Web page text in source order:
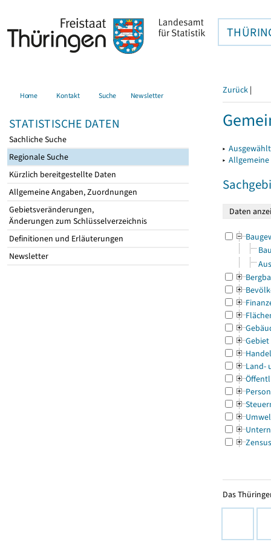
Home Kontakt Suche Newsletter
STATISTISCHE DATEN
Sachliche Suche
Regionale Suche
Kürzlich bereitgestellte Daten
Allgemeine Angaben, Zuordnungen
Gebietsveränderungen,
Änderungen zum Schlüsselverzeichnis
Definitionen und Erläuterungen
Newsletter
Zurück |
▸
▸
Gebiet
Land-
Zensus
Das